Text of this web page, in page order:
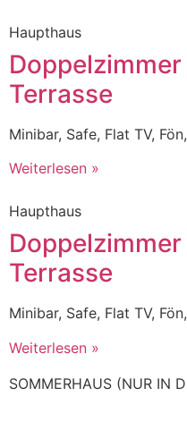
Haupthaus
Terrasse
Minibar, Safe, Flat TV,
Weiterlesen »
Haupthaus
Terrasse
Minibar, Safe, Flat TV,
Weiterlesen »
SOMMERHAUS (NUR IN